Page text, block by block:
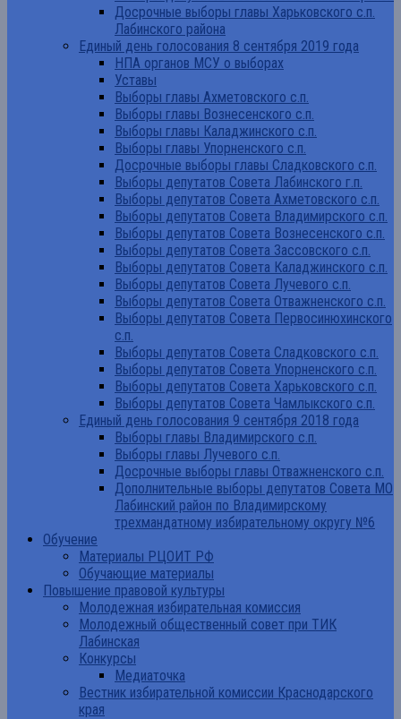
Досрочные выборы главы Харьковского с.п.
Лабинского района
Единый день голосования 8 сентября 2019 года
НПА органов МСУ о выборах
Уставы
Выборы главы Ахметовского с.п.
Выборы главы Вознесенского с.п.
Выборы главы Каладжинского с.п.
Выборы главы Упорненского с.п.
Досрочные выборы главы Сладковского с.п.
Выборы депутатов Совета Лабинского г.п.
Выборы депутатов Совета Ахметовского с.п.
Выборы депутатов Совета Владимирского с.п.
Выборы депутатов Совета Вознесенского с.п.
Выборы депутатов Совета Зассовского с.п.
Выборы депутатов Совета Каладжинского с.п.
Выборы депутатов Совета Лучевого с.п.
Выборы депутатов Совета Отважненского с.п.
Выборы депутатов Совета Первосинюхинского
с.п.
Выборы депутатов Совета Сладковского с.п.
Выборы депутатов Совета Упорненского с.п.
Выборы депутатов Совета Харьковского с.п.
Выборы депутатов Совета Чамлыкского с.п.
Единый день голосования 9 сентября 2018 года
Выборы главы Владимирского с.п.
Выборы главы Лучевого с.п.
Досрочные выборы главы Отважненского с.п.
Дополнительные выборы депутатов Совета МО
Лабинский район по Владимирскому
трехмандатному избирательному округу №6
Обучение
Материалы РЦОИТ РФ
Обучающие материалы
Повышение правовой культуры
Молодежная избирательная комиссия
Молодежный общественный совет при ТИК
Лабинская
Конкурсы
Медиаточка
Вестник избирательной комиссии Краснодарского
края